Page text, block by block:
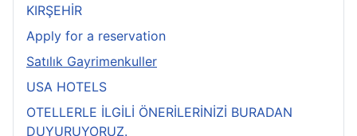
KIRŞEHİR
Apply for a reservation
Satılık Gayrimenkuller
USA HOTELS
OTELLERLE İLGİLİ ÖNERİLERİNİZİ BURADAN
DUYURUYORUZ.